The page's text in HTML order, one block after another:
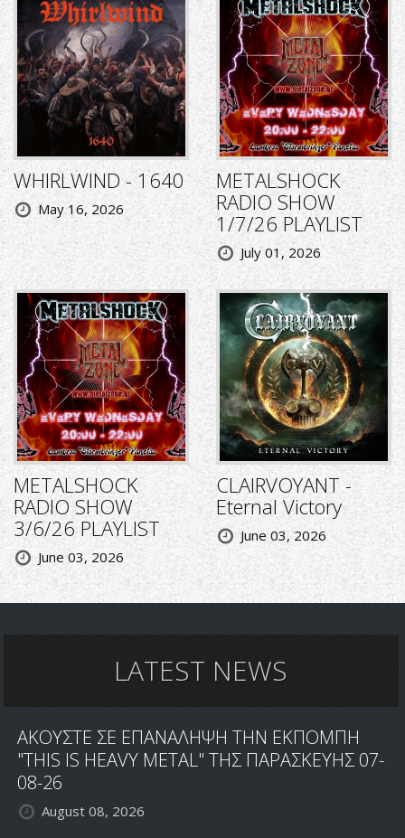
WHIRLWIND - 1640
May 16, 2026
METALSHOCK
RADIO SHOW
1/7/26 PLAYLIST
July 01, 2026
METALSHOCK
RADIO SHOW
3/6/26 PLAYLIST
June 03, 2026
CLAIRVOYANT -
Eternal Victory
June 03, 2026
LATEST NEWS
ΑΚΟΥΣΤΕ ΣΕ ΕΠΑΝΑΛΗΨΗ ΤΗΝ ΕΚΠΟΜΠΗ
"THIS IS HEAVY METAL" ΤΗΣ ΠΑΡΑΣΚΕΥΗΣ 07-
08-26
August 08, 2026